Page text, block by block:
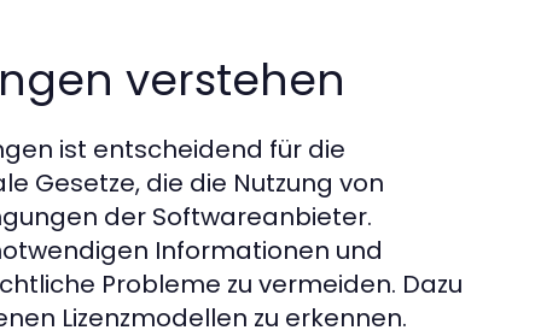
verstehen
ist entscheidend für die
Gesetze, die die Nutzung von
der Softwareanbieter.
Informationen und
Probleme zu vermeiden. Dazu
Lizenzmodellen zu erkennen.